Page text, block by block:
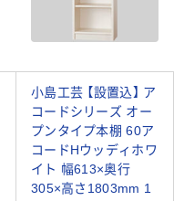
小島工芸 【設置込】 ア
コードシリーズ オー
プンタイプ本棚 60ア
コードHウッディホワ
イト 幅613×奥行
305×高さ1803mm 1